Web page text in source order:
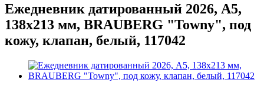
Ежедневник датированный 2026, А5,
138x213 мм, BRAUBERG "Towny", под
кожу, клапан, белый, 117042